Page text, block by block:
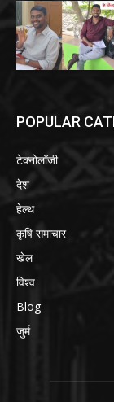
POPULAR
टेक्नोलॉजी
देश
हेल्थ
कृषि समाचार
खेल
विश्व
Blog
जुर्म